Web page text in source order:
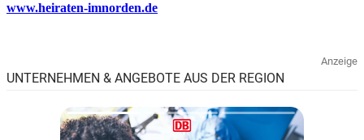
www.heiraten-imnorden.de